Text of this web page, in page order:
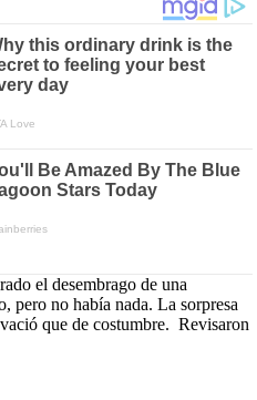
el desembrago de una
pero no había nada. La sorpresa
que de costumbre. Revisaron